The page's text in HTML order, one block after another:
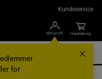
Kundeservice
Min profil
for
Handlekorg